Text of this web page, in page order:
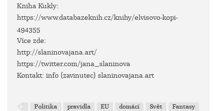
Kniha Kukly:
https://www.databazeknih.cz/knihy/elvisovo-kopi-
494355
Více zde:
http://slaninovajana.art/
https://twitter.com/jana_slaninova
Kontakt: info (zavinutec) slaninovajana.art
Politika pravidla EU domácí Svět
Fantasy